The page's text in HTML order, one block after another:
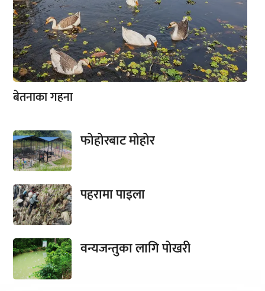
बेतनाका गहना
फोहोरबाट मोहोर
पहरामा पाइला
वन्यजन्तुका लागि पोखरी